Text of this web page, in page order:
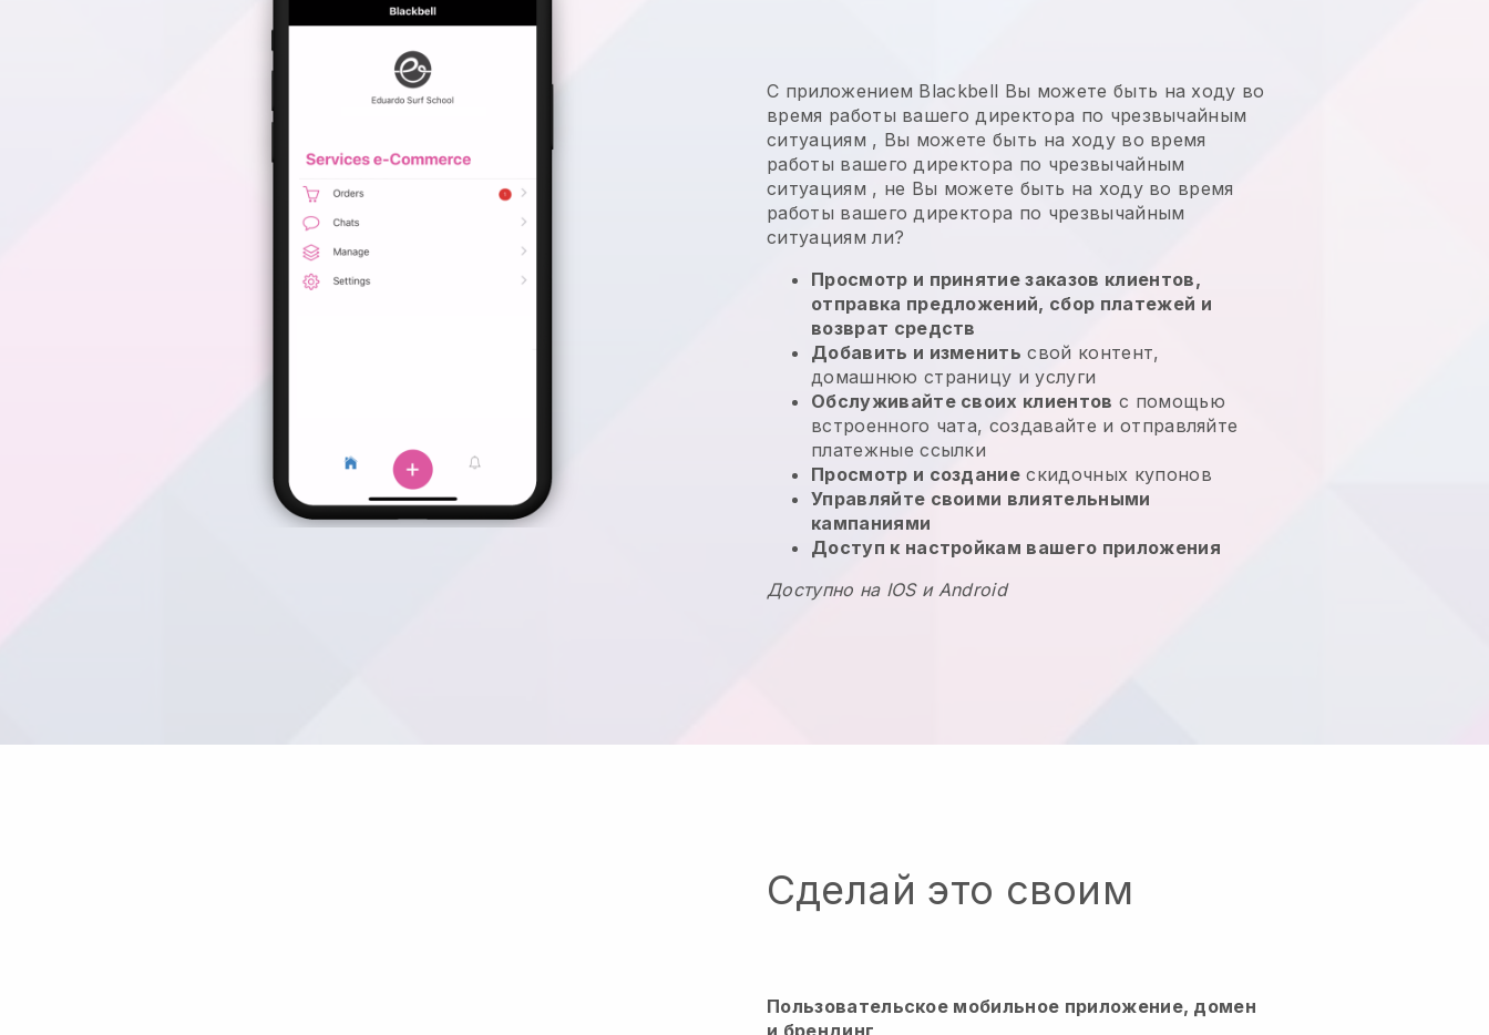
С приложением Blackbell Вы можете быть на ходу во
время работы вашего директора по чрезвычайным
ситуациям , Вы можете быть на ходу во время
работы вашего директора по чрезвычайным
ситуациям , не Вы можете быть на ходу во время
работы вашего директора по чрезвычайным
ситуациям ли?
Просмотр и принятие заказов клиентов,
отправка предложений, сбор платежей и
возврат средств
Добавить и изменить свой контент,
домашнюю страницу и услуги
Обслуживайте своих клиентов с помощью
встроенного чата, создавайте и отправляйте
платежные ссылки
Просмотр и создание скидочных купонов
Управляйте своими влиятельными
кампаниями
Доступ к настройкам вашего приложения
Доступно на IOS и Android
Сделай это своим
Пользовательское мобильное приложение, домен
и брендинг